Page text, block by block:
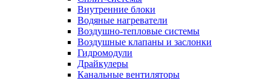
Внутренние блоки
Водяные нагреватели
Воздушно-тепловые системы
Воздушные клапаны и заслонки
Гидромодули
Драйкулеры
Канальные вентиляторы